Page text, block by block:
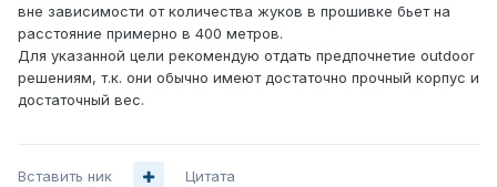
вне зависимости от количества жуков в прошивке бьет на
расстояние примерно в 400 метров.
Для указанной цели рекомендую отдать предпочнетие outdoor
решениям, т.к. они обычно имеют достаточно прочный корпус и
достаточный вес.
Вставить ник Цитата